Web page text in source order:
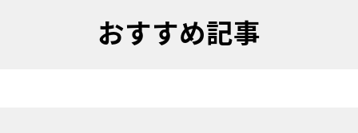
おすすめ記事